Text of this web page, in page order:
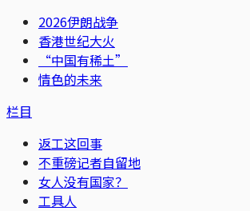
2026伊朗战争
香港世纪大火
“中国有稀土”
情色的未来
栏目
返工这回事
不重磅记者自留地
女人没有国家？
工具人